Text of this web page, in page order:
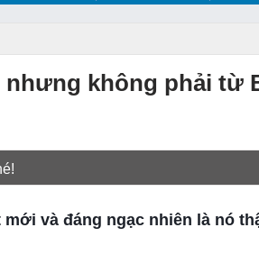
không phải từ
và đáng ngạc nhiên là nó